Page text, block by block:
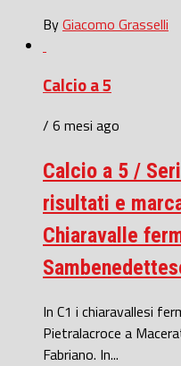
ByGiacomo Grasselli
Calcio a 5
/ 6 mesi ago
Calcio a 5 /
risultati e
Chiaravalle
In C1 i chiaravallesi
Pietralacroce a
Fabriano. In...